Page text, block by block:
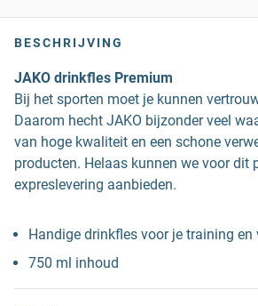
BESCHRIJVING
JAKO drinkfles Premium
Bij het sporten moet je kunnen
Daarom hecht JAKO bijzonder veel
van hoge kwaliteit en een schone
producten. Helaas kunnen we voor dit
expreslevering aanbieden.
Handige drinkfles voor je training en
750 ml inhoud